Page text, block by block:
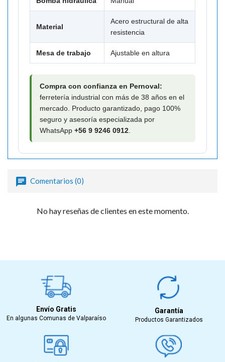
Material
Acero estructural de alta
resistencia
Mesa de trabajo Ajustable en altura
Compra con confianza en Pernoval:
ferretería industrial con más de 38 años en el
mercado. Producto garantizado, pago 100%
seguro y asesoría especializada por
WhatsApp +56 9 9246 0912
Comentarios (0)
No hay reseñas de clientes en este momento.
Envío Gratis
En algunas Comunas de Valparaíso
Garantía
Productos Garantizados